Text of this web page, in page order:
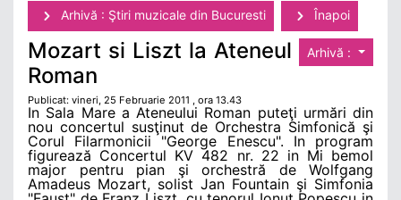
Arhivă : Ştiri muzicale din Bucuresti Înapoi
Arhivă :
Mozart si Liszt la Ateneul
Roman
Publicat: vineri, 25 Februarie 2011 , ora 13.43
In Sala Mare a Ateneului Roman puteţi urmări din
nou concertul susţinut de Orchestra Simfonică şi
Corul Filarmonicii "George Enescu". In program
figurează Concertul KV 482 nr. 22 in Mi bemol
major pentru pian şi orchestră de Wolfgang
Amadeus Mozart, solist Jan Fountain şi Simfonia